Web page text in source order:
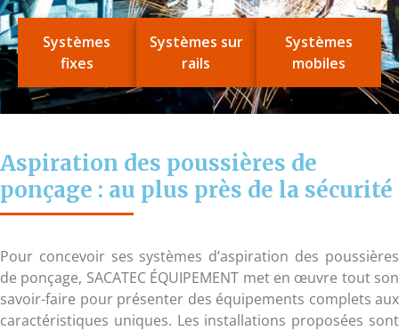
Systèmes
fixes
Systèmes sur
rails
Systèmes
mobiles
Aspiration des poussières de
ponçage : au plus près de la sécurité
Pour concevoir ses systèmes d’aspiration des poussières
de ponçage, SACATEC ÉQUIPEMENT met en œuvre tout son
savoir-faire pour présenter des équipements complets aux
caractéristiques uniques. Les installations proposées sont